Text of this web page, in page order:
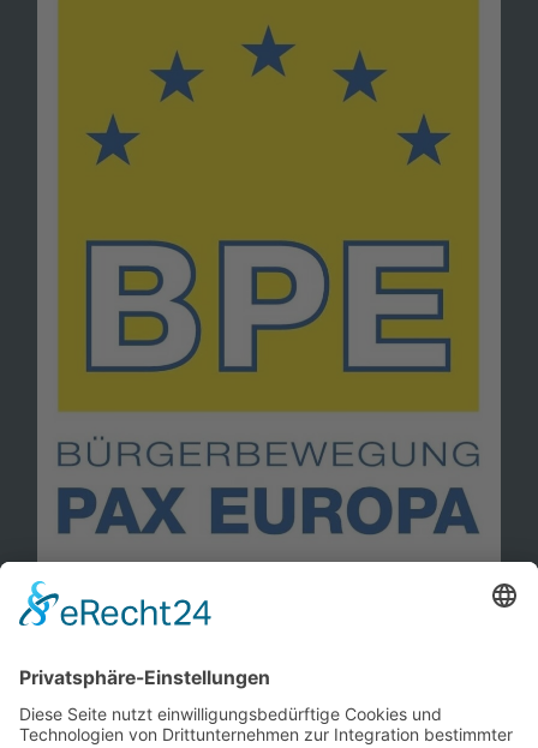
Kontakt